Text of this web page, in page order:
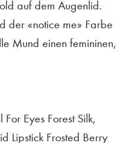
auf dem Augenlid.
der «notice me» Farbe
Mund einen femininen,
For Eyes Forest Silk,
Lipstick Frosted Berry